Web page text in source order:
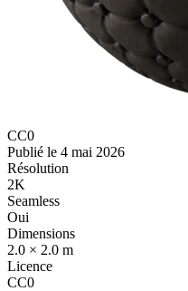
CC0
Publié le 4 mai 2026
Résolution
2K
Seamless
Oui
Dimensions
2.0 × 2.0 m
Licence
CC0